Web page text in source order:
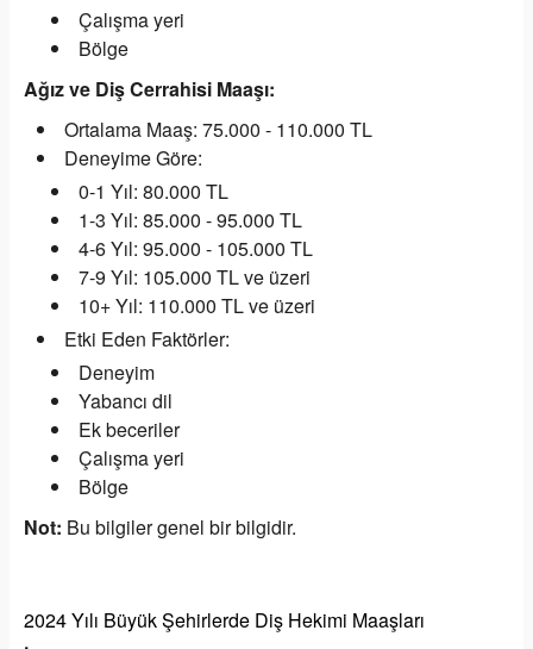
Çalışma yeri
Bölge
Ağız ve Diş Cerrahisi Maaşı:
Ortalama Maaş: 75.000 - 110.000 TL
Deneyime Göre:
0-1 Yıl: 80.000 TL
1-3 Yıl: 85.000 - 95.000 TL
4-6 Yıl: 95.000 - 105.000 TL
7-9 Yıl: 105.000 TL ve üzeri
10+ Yıl: 110.000 TL ve üzeri
Etki Eden Faktörler:
Deneyim
Yabancı dil
Ek beceriler
Çalışma yeri
Bölge
Not: Bu bilgiler genel bir bilgidir.
2024 Yılı Büyük Şehirlerde Diş Hekimi Maaşları